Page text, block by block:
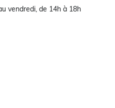
vendredi, de 14h à 18h